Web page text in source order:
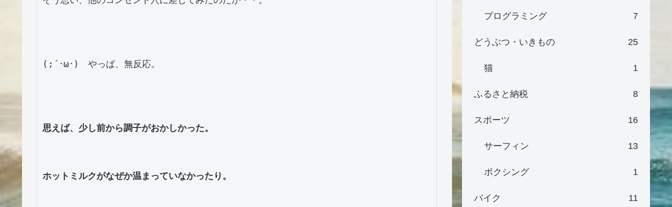
(;´･ω･)　やっぱ、無反応。
思えば、少し前から調子がおかしかった。
ホットミルクがなぜか温まっていなかったり。
プログラミング 7
どうぶつ・いきもの 25
猫 1
ふるさと納税 8
スポーツ 16
サーフィン 13
ボクシング 1
バイク 11